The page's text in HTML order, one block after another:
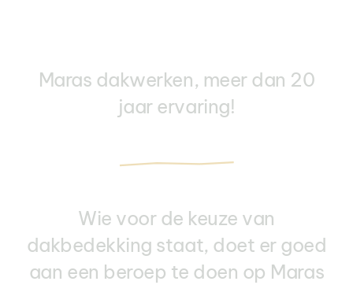
Maras dakwerken, meer dan 20
jaar ervaring!
Wie voor de keuze van
dakbedekking staat, doet er goed
aan een beroep te doen op Maras